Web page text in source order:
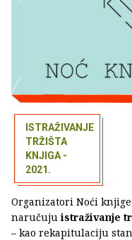
ISTRAŽIVANJE
TRŽIŠTA
KNJIGA -
2021.
Organizatori Noći
naručujuistraživanje
– kao rekapitulaciju